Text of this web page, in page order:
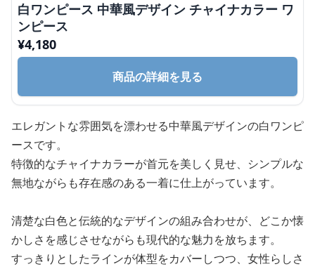
白ワンピース 中華風デザイン チャイナカラー ワ
ンピース
¥4,180
商品の詳細を見る
エレガントな雰囲気を漂わせる中華風デザインの白ワンピ
ースです。
特徴的なチャイナカラーが首元を美しく見せ、シンプルな
無地ながらも存在感のある一着に仕上がっています。
清楚な白色と伝統的なデザインの組み合わせが、どこか懐
かしさを感じさせながらも現代的な魅力を放ちます。
すっきりとしたラインが体型をカバーしつつ、女性らしさ